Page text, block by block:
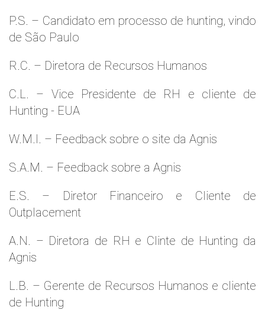
P.S. – Candidato em processo de hunting, vindo
de São Paulo
R.C. – Diretora de Recursos Humanos
C.L. – Vice Presidente de RH e cliente de
Hunting - EUA
W.M.l. – Feedback sobre o site da Agnis
S.A.M. – Feedback sobre a Agnis
E.S. – Diretor Financeiro e Cliente de
Outplacement
A.N. – Diretora de RH e Clinte de Hunting da
Agnis
L.B. – Gerente de Recursos Humanos e cliente
de Hunting